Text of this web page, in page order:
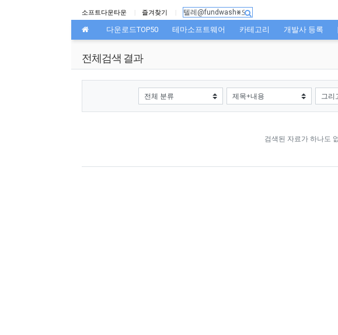
상단 네비
소프트다운타운 즐겨찾기
메인 메뉴다운로드TOP50 테마소프트웨어 카테고리 개발사 등록 |
전체검색 결과
그룹 검색조건 검색방
검색된 자료가 하나도